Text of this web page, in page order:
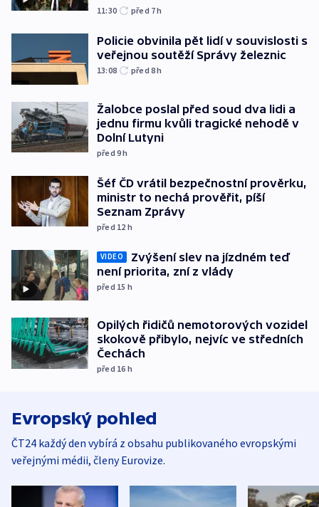
11:30 před 7h
Policie obvinila pět lidí v souvislosti s
veřejnou soutěží Správy železnic
13:08 před 8h
Žalobce poslal před soud dva lidi a
jednu firmu kvůli tragické nehodě v
Dolní Lutyni
před 9h
Šéf ČD vrátil bezpečnostní prověrku,
ministr to nechá prověřit, píší
Seznam Zprávy
před 12 h
VIDEO
Zvýšení slev na jízdném teď
není priorita, zní z vlády
před 15 h
Opilých řidičů nemotorových vozidel
skokově přibylo, nejvíc ve středních
Čechách
před 16 h
Evropský pohled
ČT24 každý den vybírá z obsahu publikovaného evropskými
veřejnými médii, členy Eurovize.